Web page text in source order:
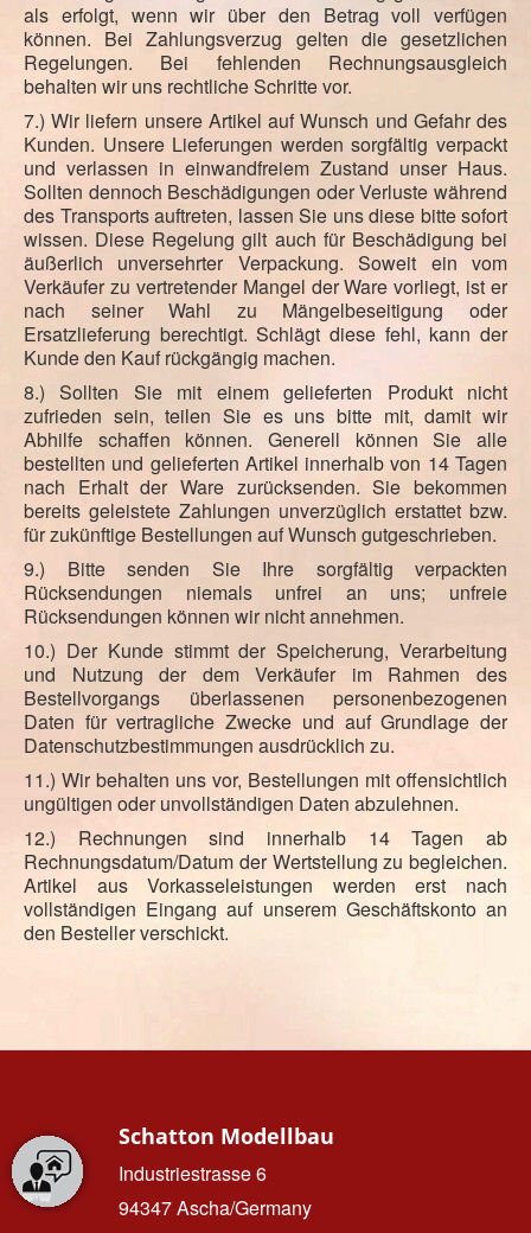
als erfolgt, wenn wir über den Betrag voll verfügen
können. Bei Zahlungsverzug gelten die gesetzlichen
Regelungen. Bei fehlenden Rechnungsausgleich
behalten wir uns rechtliche Schritte vor.
7.) Wir liefern unsere Artikel auf Wunsch und Gefahr des
Kunden. Unsere Lieferungen werden sorgfältig verpackt
und verlassen in einwandfreiem Zustand unser Haus.
Sollten dennoch Beschädigungen oder Verluste während
des Transports auftreten, lassen Sie uns diese bitte sofort
wissen. Diese Regelung gilt auch für Beschädigung bei
äußerlich unversehrter Verpackung. Soweit ein vom
Verkäufer zu vertretender Mangel der Ware vorliegt, ist er
nach seiner Wahl zu Mängelbeseitigung oder
Ersatzlieferung berechtigt. Schlägt diese fehl, kann der
Kunde den Kauf rückgängig machen.
8.) Sollten Sie mit einem gelieferten Produkt nicht
zufrieden sein, teilen Sie es uns bitte mit, damit wir
Abhilfe schaffen können. Generell können Sie alle
bestellten und gelieferten Artikel innerhalb von 14 Tagen
nach Erhalt der Ware zurücksenden. Sie bekommen
bereits geleistete Zahlungen unverzüglich erstattet bzw.
für zukünftige Bestellungen auf Wunsch gutgeschrieben.
9.) Bitte senden Sie Ihre sorgfältig verpackten
Rücksendungen niemals unfrei an uns; unfreie
Rücksendungen können wir nicht annehmen.
10.) Der Kunde stimmt der Speicherung, Verarbeitung
und Nutzung der dem Verkäufer im Rahmen des
Bestellvorgangs überlassenen personenbezogenen
Daten für vertragliche Zwecke und auf Grundlage der
Datenschutzbestimmungen ausdrücklich zu.
11.) Wir behalten uns vor, Bestellungen mit offensichtlich
ungültigen oder unvollständigen Daten abzulehnen.
12.) Rechnungen sind innerhalb 14 Tagen ab
Rechnungsdatum/Datum der Wertstellung zu begleichen.
Artikel aus Vorkasseleistungen werden erst nach
vollständigen Eingang auf unserem Geschäftskonto an
den Besteller verschickt.
Schatton Modellbau
Industriestrasse 6
94347 Ascha/Germany